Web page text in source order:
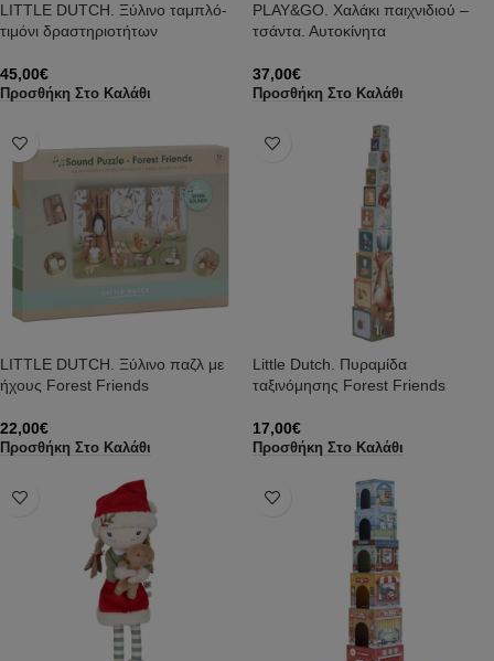
LITTLE DUTCH. Ξύλινο ταμπλό-
τιμόνι δραστηριοτήτων
45,00€
Προσθήκη Στο Καλάθι
PLAY&GO. Χαλάκι παιχνιδιού –
τσάντα. Αυτοκίνητα
37,00€
Προσθήκη Στο Καλάθι
LITTLE DUTCH. Ξύλινο παζλ με
ήχους Forest Friends
22,00€
Προσθήκη Στο Καλάθι
Little Dutch. Πυραμίδα
ταξινόμησης Forest Friends
17,00€
Προσθήκη Στο Καλάθι